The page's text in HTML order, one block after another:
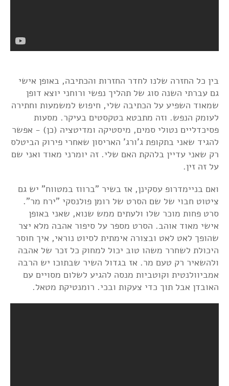
בין כל החזרה שלנו לחדר החזרות והכתיבה, באופן אישי
גם עברתי השנה סוג של תהליך נפשי ורוחני יוצא דופן
שמאוד השפיע על הכתיבה שלי, חיפוש למשמעות וחתירה
לעומק הנפש. וזה מתבטא בטקסטים בעיקר. מסעות
פסיכדליים נטולי סמים, מיסטיקה ומדיטציה (כן) - אפשר
להגיד שאני בתקופת ג'ורג' האריסון שאחרי פירוק הביטלס
רק שאני עדיין בלהקת האם שלי. זה יומרני מאוד ואני שם
על זה זין.
ואם בניימדרופ עסקינן, אז בשיר "ברווז במטווח" יש גם
ציטוט חבוי של שם הסרט של רומן פולנסקי "ירח מר".
סרט פחות מוכר שלו ולעתים ממש שנוא, שאני באופן
אישי מאוד אוהב. הסרט מספר על סיפור אהבה מלא יצר
שהופך לאט לאט ובצורה אימתית לסיוט נוראי, איך חוסר
היכולת לשחרר משהו טוב יכול למחוק כל זכר של אהבה
ולהשאיר רק טעם מר. אז בגדול השיר שבתוכו יש הרבה
אמביוולנטית וקוטביות מנסה להגיע לשלום מסויים עם
האובדן אבל תוך כדי צעקות ובכי. רומנטיקת מטאל.